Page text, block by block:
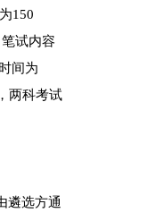
150
试内容
间为
两科考试
遴选方通